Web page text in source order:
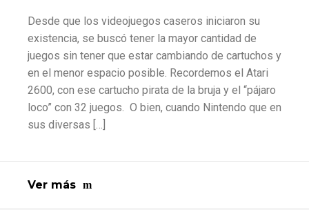
Desde que los videojuegos caseros iniciaron su
existencia, se buscó tener la mayor cantidad de
juegos sin tener que estar cambiando de cartuchos y
en el menor espacio posible. Recordemos el Atari
2600, con ese cartucho pirata de la bruja y el “pájaro
loco” con 32 juegos. O bien, cuando Nintendo que en
sus diversas […]
Ver más